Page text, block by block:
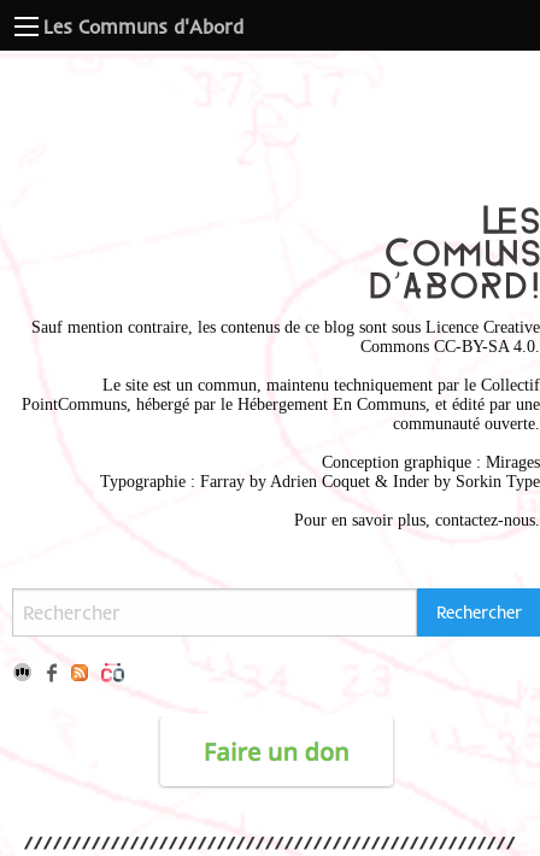
Les Communs d'Abord
Sauf mention contraire, les contenus de ce blog sont sous Licence Creative
Commons CC-BY-SA 4.0
Le site est un commun, maintenu techniquement par le Collectif
PointCommuns , hébergé par le Hébergement En Communs , et édité par une
communauté ouverte.
Conception graphique : Mirages
Typographie : Farray by Adrien Coquet & Inder by Sorkin Type
Pour en savoir plus, contactez-nous